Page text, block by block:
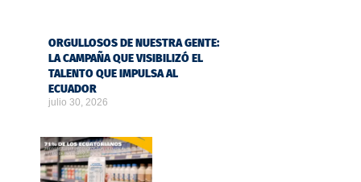
ORGULLOSOS DE NUESTRA GENTE:
LA CAMPAÑA QUE VISIBILIZÓ EL
TALENTO QUE IMPULSA AL
ECUADOR
julio 30, 2026